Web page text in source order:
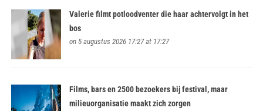
Valerie filmt potloodventer die haar achtervolgt in het
bos
on 5 augustus 2026 17:27 at 17:27
Films, bars en 2500 bezoekers bij festival, maar
milieuorganisatie maakt zich zorgen